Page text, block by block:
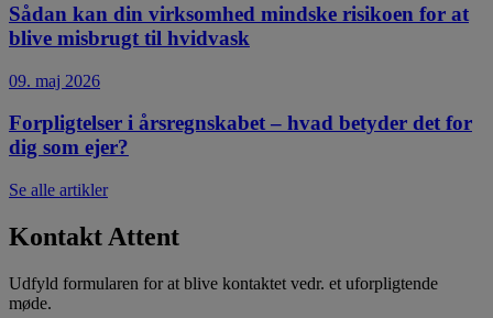
Sådan kan din virksomhed mindske risikoen for at
blive misbrugt til hvidvask
09. maj 2026
Forpligtelser i årsregnskabet – hvad betyder det for
dig som ejer?
Se alle artikler
Kontakt Attent
Udfyld formularen for at blive kontaktet vedr. et uforpligtende
møde.